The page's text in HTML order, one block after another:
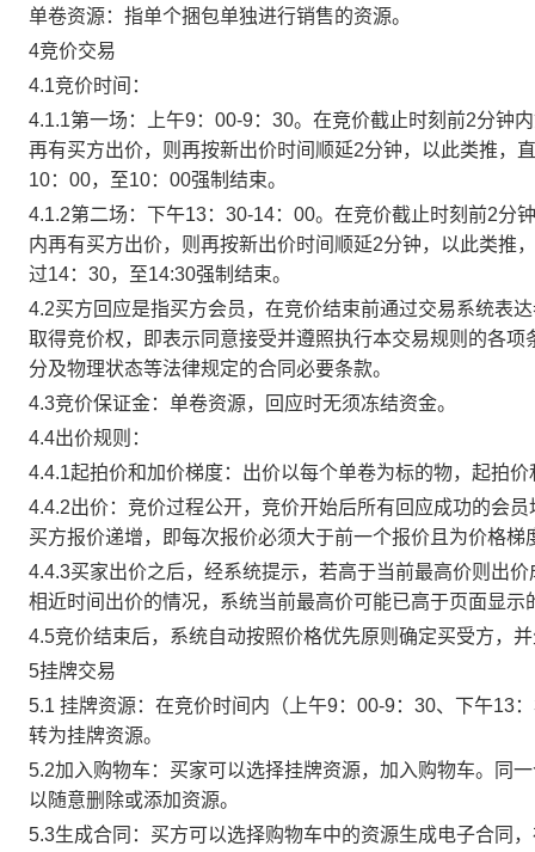
单卷资源：指单个捆包单独进行销售的资源。
4竞价交易
4.1竞价时间：
4.1.1第一场：上午9：00-9：30。在竞价截止时刻前2分钟
再有买方出价，则再按新出价时间顺延2分钟，以此类推，
10：00，至10：00强制结束。
4.1.2第二场：下午13：30-14：00。在竞价截止时刻前2分
内再有买方出价，则再按新出价时间顺延2分钟，以此类推
过14：30，至14:30强制结束。
4.2买方回应是指买方会员，在竞价结束前通过交易系统表
取得竞价权，即表示同意接受并遵照执行本交易规则的各
分及物理状态等法律规定的合同必要条款。
4.3竞价保证金：单卷资源，回应时无须冻结资金。
4.4出价规则：
4.4.1起拍价和加价梯度：出价以每个单卷为标的物，起拍
4.4.2出价：竞价过程公开，竞价开始后所有回应成功的会
买方报价递增，即每次报价必须大于前一个报价且为价格
4.4.3买家出价之后，经系统提示，若高于当前最高价则出
相近时间出价的情况，系统当前最高价可能已高于页面显示
4.5竞价结束后，系统自动按照价格优先原则确定买受方，
5挂牌交易
5.1 挂牌资源：在竞价时间内（上午9：00-9：30、下午13
转为挂牌资源。
5.2加入购物车：买家可以选择挂牌资源，加入购物车。同
以随意删除或添加资源。
5.3生成合同：买方可以选择购物车中的资源生成电子合同